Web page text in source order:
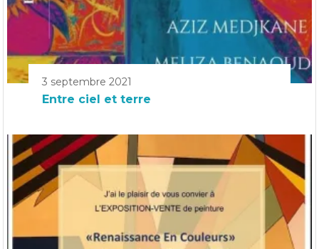
3 septembre 2021
Entre ciel et terre